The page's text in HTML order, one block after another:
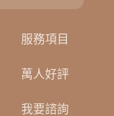
服務項目
萬人好評
我要諮詢